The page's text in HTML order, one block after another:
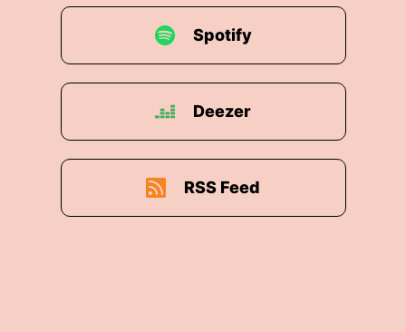
Spotify
Deezer
RSS Feed